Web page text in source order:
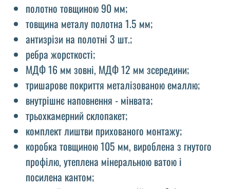
полотно товщиною 90 мм;
товщина металу полотна 1.5 мм;
антизрізи на полотні 3 шт.;
ребра жорсткості;
МДФ 16 мм зовні, МДФ 12 мм зсередини;
тришарове покриття металізованою емаллю;
внутрішнє наповнення - мінвата;
трьохкамерний склопакет;
комплект лиштви прихованого монтажу;
коробка товщиною 105 мм, вироблена з гнутого
профілю, утеплена мінеральною ватою і
посилена кантом;